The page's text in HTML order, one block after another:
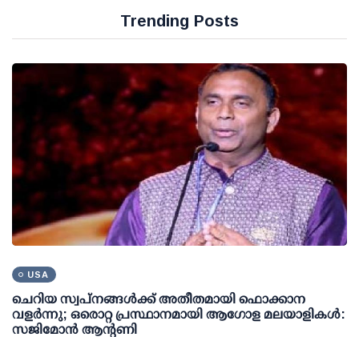
Trending Posts
USA
ചെറിയ സ്വപ്നങ്ങൾക്ക് അതീതമായി ഫൊക്കാന
വളർന്നു; ഒരൊറ്റ പ്രസ്ഥാനമായി ആഗോള മലയാളികൾ:
സജിമോൻ ആന്റണി